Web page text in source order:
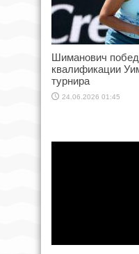
Шиманович
квалификации
турнира
24.06.2026 01:45